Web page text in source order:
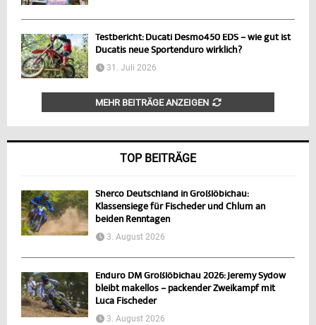
Testbericht: Ducati Desmo450 EDS – wie gut ist
Ducatis neue Sportenduro wirklich?
31. Juli 2026
MEHR BEITRÄGE ANZEIGEN
TOP BEITRÄGE
Sherco Deutschland in Großlöbichau:
Klassensiege für Fischeder und Chlum an
beiden Renntagen
3. August 2026
Enduro DM Großlöbichau 2026: Jeremy Sydow
bleibt makellos – packender Zweikampf mit
Luca Fischeder
3. August 2026